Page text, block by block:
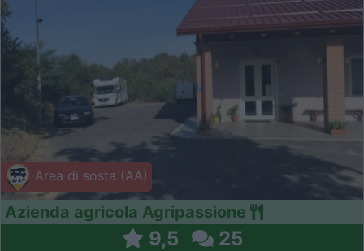
Area di sosta (AA)
Azienda agricola Agripassione
9,5 25